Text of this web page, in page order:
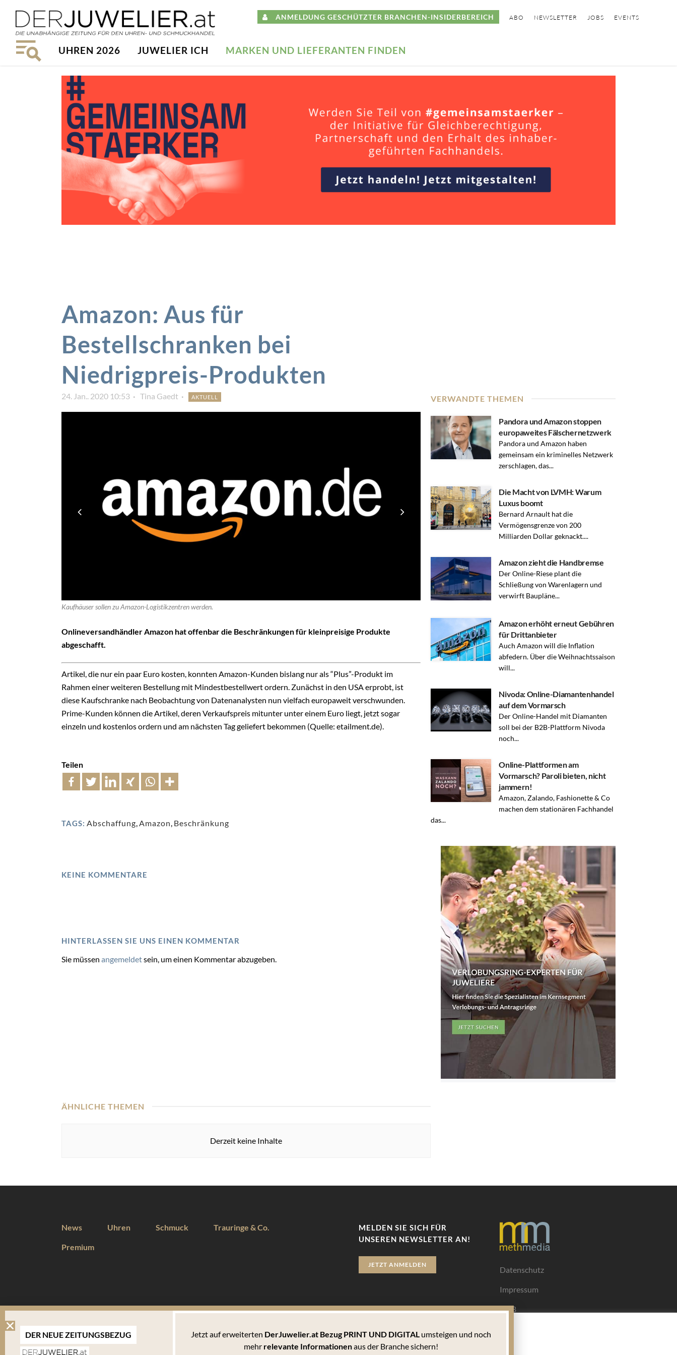
ANMELDUNG GESCHÜTZTER BRANCHEN-INSIDERBEREICH ABO NEWSLETTER JOBS EVENTS
UHREN 2026 JUWELIER ICH MARKEN UND LIEFERANTEN FINDEN
Amazon: Aus für
Bestellschranken bei
Niedrigpreis-Produkten
24. Jan.. 2020 10:53 Tina Gaedt AKTUELL
Kaufhäuser sollen zu Amazon-Logistikzentren werden.
Onlineversandhändler Amazon hat offenbar die Beschränkungen für kleinpreisige Produkte
abgeschafft.
Artikel, die nur ein paar Euro kosten, konnten Amazon-Kunden bislang nur als “Plus”-Produkt im
Rahmen einer weiteren Bestellung mit Mindestbestellwert ordern. Zunächst in den USA erprobt, ist
diese Kaufschranke nach Beobachtung von Datenanalysten nun vielfach europaweit verschwunden.
Prime-Kunden können die Artikel, deren Verkaufspreis mitunter unter einem Euro liegt, jetzt sogar
einzeln und kostenlos ordern und am nächsten Tag geliefert bekommen (Quelle: etailment.de).
Teilen
TAGS: Abschaffung,Amazon, Beschränkung
KEINE KOMMENTARE
HINTERLASSEN SIE UNS EINEN KOMMENTAR
Sie müssen angemeldetsein, um einen Kommentar abzugeben.
VERWANDTE THEMEN
Pandora und Amazon stoppen
europaweites Fälschernetzwerk
Pandora und Amazon haben
gemeinsam ein kriminelles Netzwerk
zerschlagen, das...
Die Macht von LVMH: Warum
Luxus boomt
Bernard Arnault hat die
Vermögensgrenze von 200
Milliarden Dollar geknackt....
Amazon zieht die Handbremse
Der Online-Riese plant die
Schließung von Warenlagern und
verwirft Baupläne...
Amazon erhöht erneut Gebühren
für Drittanbieter
Auch Amazon will die Inflation
abfedern. Über die Weihnachtssaison
will...
Nivoda: Online-Diamantenhandel
auf dem Vormarsch
Der Online-Handel mit Diamanten
soll bei der B2B-Plattform Nivoda
noch...
Online-Plattformen am
Vormarsch? Paroli bieten, nicht
jammern!
Amazon, Zalando, Fashionette & Co
machen dem stationären Fachhandel
das...
ÄHNLICHE THEMEN
Derzeit keine Inhalte
News Uhren Schmuck Trauringe & Co.
Premium
MELDEN SIE SICH FÜR
UNSEREN NEWSLETTER AN!
JETZT ANMELDEN
Datenschutz
Impressum
AGB
DIESE WEBSEITE VERWENDET COOKIES
Wir verwenden Cookies um Ihnen eine optimale Benutzererfahrung zu bieten. Hierbei handelt es sich um kleine Textdateien, die auf Ihrem
Endgerät abgelegt werden. Um die Website weiterhin zu nutzen, können Sie sämtlichen Cookies zustimmen oder unter den Einstellungen
DER NEUE ZEITUNGSBEZUG Jetzt auf erweiterten DerJuwelier.at Bezug PRINT UND DIGITALumsteigen und noch
mehr relevante Informationenaus der Branche sichern!